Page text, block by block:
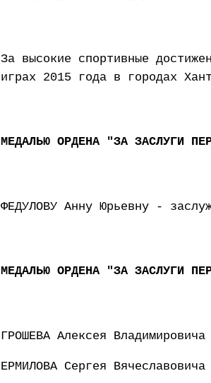
За высокие спортивные
играх 2015 года в городах
МЕДАЛЬЮ ОРДЕНА "ЗА ЗАСЛУГИ
ФЕДУЛОВУ Анну Юрьевну -
МЕДАЛЬЮ ОРДЕНА "ЗА ЗАСЛУГИ
ГРОШЕВА Алексея
ЕРМИЛОВА Сергея